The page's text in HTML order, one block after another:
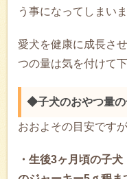
う事になってしまいま
愛犬を健康に成長さ
つの量は気を付けて下
◆子犬のおやつ量の
おおよその目安ですが
・生後3ヶ月頃の子